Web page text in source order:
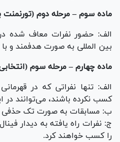
ماده سوم – مرحله دوم (تورنمنت
الف: حضور نفرات معاف شده
بین المللی به صورت هدفمند و
ماده چهارم – مرحله سوم
الف: تنها نفراتی که در
کسب نکرده باشند، می‌توانند
ب: مسابقات به صورت تک حذفی
ج: نفرات راه یافته به دیدار
را کسب خواهند کرد.